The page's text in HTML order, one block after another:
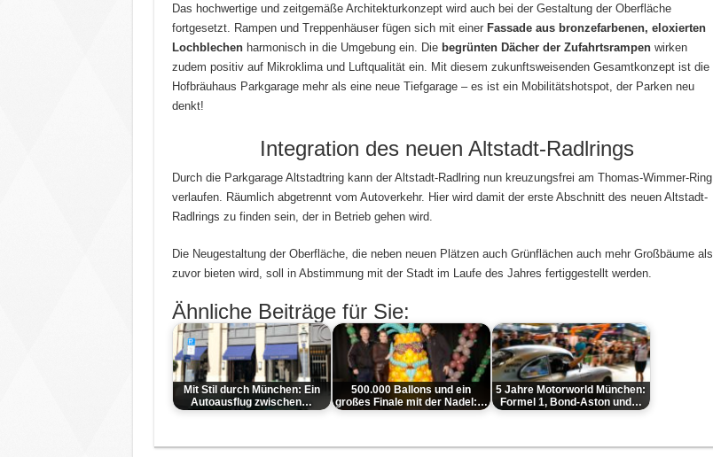
Das hochwertige und zeitgemäße Architekturkonzept wird auch bei der Gestaltung der Oberfläche
fortgesetzt. Rampen und Treppenhäuser fügen sich mit einer Fassade aus bronzefarbenen, eloxierten
Lochblechenharmonisch in die Umgebung ein. Die begrünten Dächer der Zufahrtsrampenwirken
zudem positiv auf Mikroklima und Luftqualität ein. Mit diesem zukunftsweisenden Gesamtkonzept ist die
Hofbräuhaus Parkgarage mehr als eine neue Tiefgarage – es ist ein Mobilitätshotspot, der Parken neu
denkt!
Integration des neuen Altstadt-Radlrings
Durch die Parkgarage Altstadtring kann der Altstadt-Radlring nun kreuzungsfrei am Thomas-Wimmer-Ring
verlaufen. Räumlich abgetrennt vom Autoverkehr. Hier wird damit der erste Abschnitt des neuen Altstadt-
Radlrings zu finden sein, der in Betrieb gehen wird.
Die Neugestaltung der Oberfläche, die neben neuen Plätzen auch Grünflächen auch mehr Großbäume als
zuvor bieten wird, soll in Abstimmung mit der Stadt im Laufe des Jahres fertiggestellt werden.
Ähnliche Beiträge für Sie:
Mit Stil durch München: Ein
Autoausflug zwischen…
500.000 Ballons und ein
großes Finale mit der Nadel:…
5 Jahre Motorworld München:
Formel 1, Bond-Aston und…